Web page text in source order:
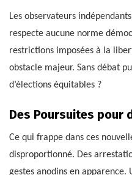
Les observateurs
respecte aucune norme
restrictions imposées à la
obstacle majeur. Sans débat
d’élections équitables ?
Des Poursuites pour
Ce qui frappe dans ces
disproportionné. Des
gestes anodins en